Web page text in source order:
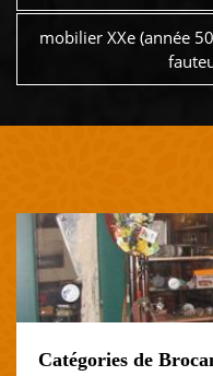
mobilier XXe (année
Catégories de